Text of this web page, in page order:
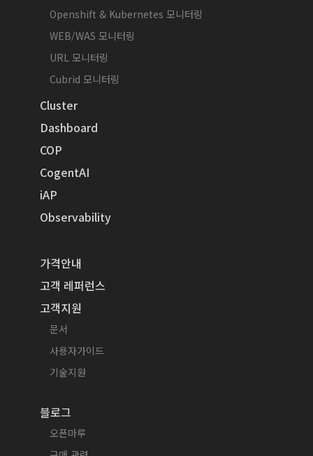
Openshift & Kubernetes 모니터링
WEB/WAS 모니터링
URL 모니터링
Cubrid 모니터링
Cluster
Dashboard
COP
CogentAI
iAP
Observability
가격안내
고객 레퍼런스
고객지원
문서
사용자가이드
기술지원
블로그
오픈마루